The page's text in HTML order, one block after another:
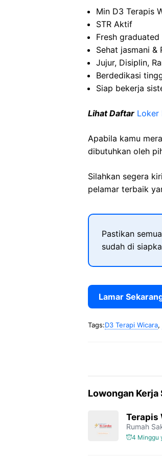
Min D3 Terapis
STR Aktif
Fresh
Sehat jasmani &
Jujur, Disiplin,
Berdedikasi
Siap bekerja
Lihat Daftar Loker
Apabila kamu
dibutuhkan oleh
Silahkan segera
pelamar terbaik
Pastikan
sudah di
Lamar
Tags:D3 Terapi Wicara,
Lowongan Kerja
Terapis
Rumah
4 Minggu